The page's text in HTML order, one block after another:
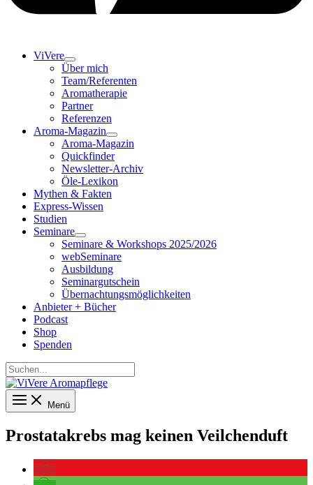
ViVere
Über mich
Team/Referenten
Aromatherapie
Partner
Referenzen
Aroma-Magazin
Aroma-Magazin
Quickfinder
Newsletter-Archiv
Öle-Lexikon
Mythen & Fakten
Express-Wissen
Studien
Seminare
Seminare & Workshops 2025/2026
webSeminare
Ausbildung
Seminargutschein
Übernachtungsmöglichkeiten
Anbieter + Bücher
Podcast
Shop
Spenden
Suchen...
Menü
Prostatakrebs mag keinen Veilchenduft